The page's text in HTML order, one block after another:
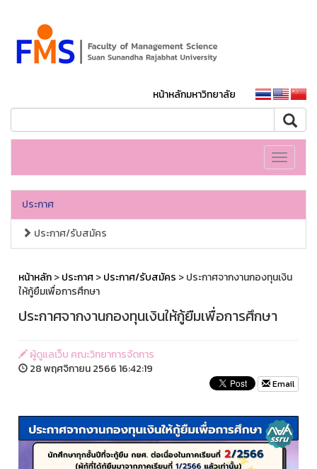
หน้าหลักมหาวิทยาลัย
Toggle
ประกาศ
ประกาศ/รับสมัคร
หน้าหลัก>ประกาศ>ประกาศ/รับสมัคร > ประกาศจากงานกองทุนเงิน
ให้กู้ยืมเพื่อการศึกษา
ประกาศจากงานกองทุนเงินให้กู้ยืมเพื่อการศึกษา
ผู้ดูแลเว็บ คณะวิทยาการจัดการ
28 พฤศจิกายน 2566 16:42:19
Email